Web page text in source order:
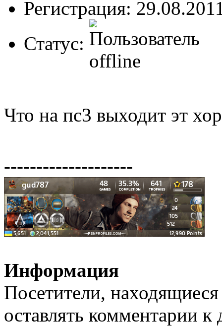
Регистрация:
Статус:
Что на пс3 выходит эт
--------------------
Информация
Посетители,
оставлять комментарии